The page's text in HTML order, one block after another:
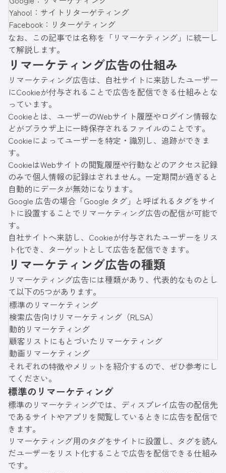
Yahoo!：サイトリターゲティング
Facebook：リターゲティング
なお、この記事では名称を「リマーケティング」に統一し
て解説します。
リマーケティング広告の仕組み
リマーケティング広告は、自社サイトに来訪したユーザー
にCookieが付与されることで広告を配信できる仕組みとな
っています。
Cookieとは、ユーザーのWebサイト履歴やログイン情報な
どがブラウザ上に一時保存されるファイルのことです。
Cookieによってユーザーを特定・識別し、追跡ができま
す。
CookieはWebサイトの閲覧履歴や行動などのアクセス記録
のみで個人情報の記録はされません。一定期間が過ぎると
自動的にデータが無効になります。
Google 広告の場合「Google タグ」と呼ばれるタグをサイ
トに設置することでリマーケティング広告の配信が可能で
す。
自社サイトへ来訪し、Cookieが付与されたユーザーをリス
ト化でき、ターゲットとして広告を配信できます。
リマーケティング広告の種類
リマーケティング広告には種類があり、代表的なものとし
て以下の5つがあります。
標準のリマーケティング
検索広告向けリマーケティング（RLSA）
動的リマーケティング
顧客リストにもとづいたリマーケティング
動画リマーケティング
それぞれの特徴やメリットを紹介するので、ぜひ参考にし
てください。
標準のリマーケティング
標準のリマーケティングでは、ディスプレイ広告の配信先
であるサイトやアプリを閲覧しているときに広告を配信で
きます。
リマーケティング用のタグをサイトに設置し、タグを読ん
だユーザーをリスト化することで広告を配信できる仕組み
です。